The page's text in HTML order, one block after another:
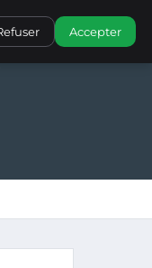
Accepter